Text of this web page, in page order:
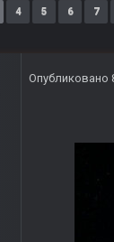
4 5 6 7
Опубликовано